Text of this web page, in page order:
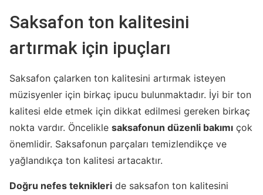
Saksafon ton kalitesini
artırmak için ipuçları
Saksafon çalarken ton kalitesini artırmak isteyen
müzisyenler için birkaç ipucu bulunmaktadır. İyi bir ton
kalitesi elde etmek için dikkat edilmesi gereken birkaç
nokta vardır. Öncelikle saksafonun düzenli bakımı çok
önemlidir. Saksafonun parçaları temizlendikçe ve
yağlandıkça ton kalitesi artacaktır.
Doğru nefes teknikleri de saksafon ton kalitesini